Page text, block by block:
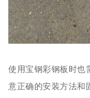
使用宝钢彩钢板时也
意正确的安装方法和